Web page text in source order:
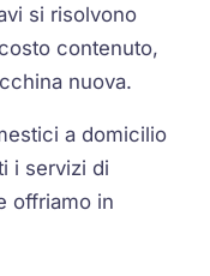
si risolvono
contenuto,
nuova.
a domicilio
i servizi di
offriamo in